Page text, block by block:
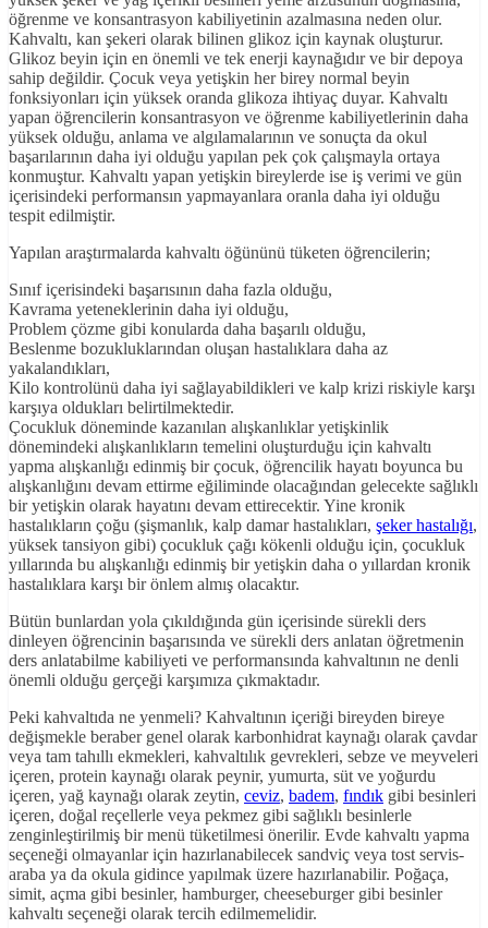
öğrenme ve konsantrasyon kabiliyetinin azalmasına neden olur.
Kahvaltı, kan şekeri olarak bilinen glikoz için kaynak oluşturur.
Glikoz beyin için en önemli ve tek enerji kaynağıdır ve bir depoya
sahip değildir. Çocuk veya yetişkin her birey normal beyin
fonksiyonları için yüksek oranda glikoza ihtiyaç duyar. Kahvaltı
yapan öğrencilerin konsantrasyon ve öğrenme kabiliyetlerinin daha
yüksek olduğu, anlama ve algılamalarının ve sonuçta da okul
başarılarının daha iyi olduğu yapılan pek çok çalışmayla ortaya
konmuştur. Kahvaltı yapan yetişkin bireylerde ise iş verimi ve gün
içerisindeki performansın yapmayanlara oranla daha iyi olduğu
tespit edilmiştir.
Yapılan araştırmalarda kahvaltı öğününü tüketen öğrencilerin;
Sınıf içerisindeki başarısının daha fazla olduğu,
Kavrama yeteneklerinin daha iyi olduğu,
Problem çözme gibi konularda daha başarılı olduğu,
Beslenme bozukluklarından oluşan hastalıklara daha az
yakalandıkları,
Kilo kontrolünü daha iyi sağlayabildikleri ve kalp krizi riskiyle karşı
karşıya oldukları belirtilmektedir.
Çocukluk döneminde kazanılan alışkanlıklar yetişkinlik
dönemindeki alışkanlıkların temelini oluşturduğu için kahvaltı
yapma alışkanlığı edinmiş bir çocuk, öğrencilik hayatı boyunca bu
alışkanlığını devam ettirme eğiliminde olacağından gelecekte sağlıklı
bir yetişkin olarak hayatını devam ettirecektir. Yine kronik
hastalıkların çoğu (şişmanlık, kalp damar hastalıkları, şeker hastalığı,
yüksek tansiyon gibi) çocukluk çağı kökenli olduğu için, çocukluk
yıllarında bu alışkanlığı edinmiş bir yetişkin daha o yıllardan kronik
hastalıklara karşı bir önlem almış olacaktır.
Bütün bunlardan yola çıkıldığında gün içerisinde sürekli ders
dinleyen öğrencinin başarısında ve sürekli ders anlatan öğretmenin
ders anlatabilme kabiliyeti ve performansında kahvaltının ne denli
önemli olduğu gerçeği karşımıza çıkmaktadır.
Peki kahvaltıda ne yenmeli? Kahvaltının içeriği bireyden bireye
değişmekle beraber genel olarak karbonhidrat kaynağı olarak çavdar
veya tam tahıllı ekmekleri, kahvaltılık gevrekleri, sebze ve meyveleri
içeren, protein kaynağı olarak peynir, yumurta, süt ve yoğurdu
içeren, yağ kaynağı olarak zeytin, ceviz, badem, fındık gibi besinleri
içeren, doğal reçellerle veya pekmez gibi sağlıklı besinlerle
zenginleştirilmiş bir menü tüketilmesi önerilir. Evde kahvaltı yapma
seçeneği olmayanlar için hazırlanabilecek sandviç veya tost servis-
araba ya da okula gidince yapılmak üzere hazırlanabilir. Poğaça,
simit, açma gibi besinler, hamburger, cheeseburger gibi besinler
kahvaltı seçeneği olarak tercih edilmemelidir.